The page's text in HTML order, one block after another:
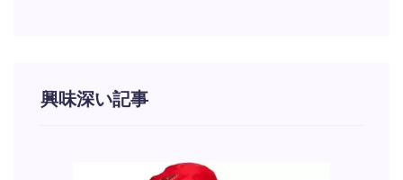
興味深い記事